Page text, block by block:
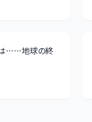
は……地球の終